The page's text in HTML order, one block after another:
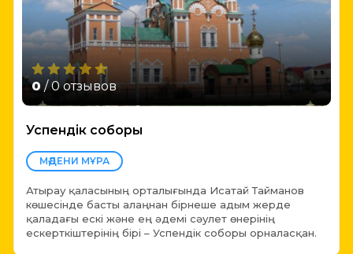
0/ 0 отзывов
Успендік соборы
МӘДЕНИ МҰРА
Атырау қаласының орталығында Исатай Тайманов
көшесінде басты алаңнан бірнеше адым жерде
қаладағы ескі және ең әдемі сәулет өнерінің
ескерткіштерінің бірі – Успендік соборы орналасқан.